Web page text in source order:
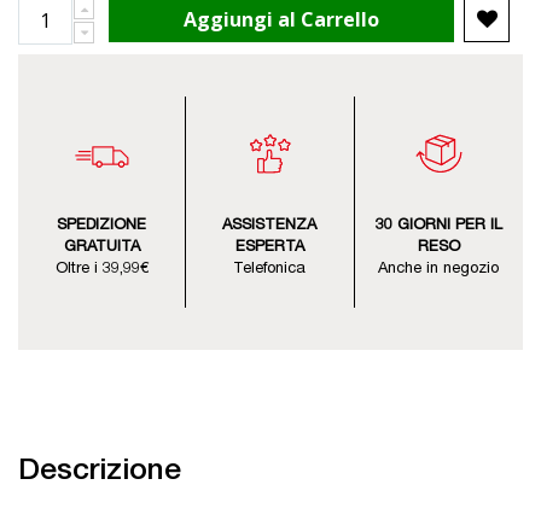
Aggiungi al Carrello
SPEDIZIONE
GRATUITA
Oltre i 39,99€
ASSISTENZA
ESPERTA
Telefonica
30 GIORNI PER IL
RESO
Anche in negozio
Descrizione